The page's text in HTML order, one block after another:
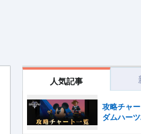
人気記事
攻略チャ
ダムハーツ